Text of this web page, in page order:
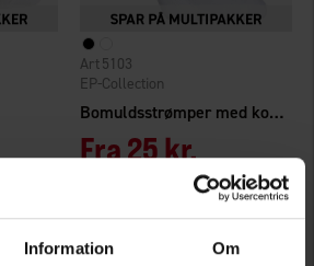
Information Om
Bomuldsstrømper med kort skaft
EP-Collection
5103
Fra25 kr.
4.5 ud af 5 stjerner